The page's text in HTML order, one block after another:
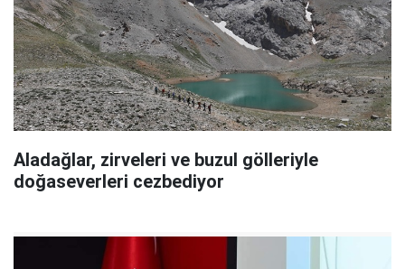
Aladağlar, zirveleri ve buzul gölleriyle
doğaseverleri cezbediyor